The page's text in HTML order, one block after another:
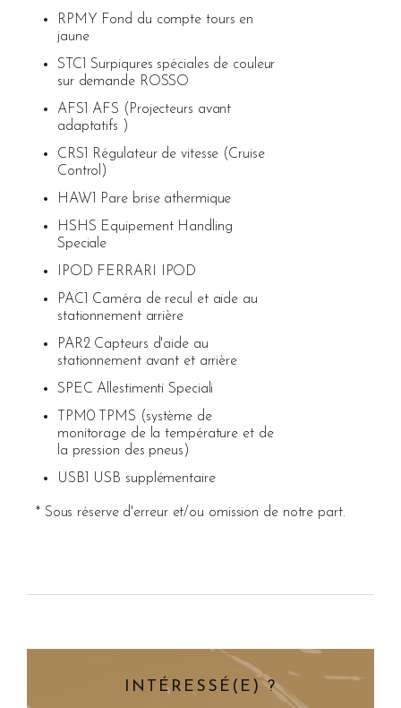
RPMY Fond du compte tours en
jaune
STC1 Surpiqures spéciales de couleur
sur demande ROSSO
AFS1 AFS (Projecteurs avant
adaptatifs )
CRS1 Régulateur de vitesse (Cruise
Control)
HAW1 Pare brise athermique
HSHS Equipement Handling
Speciale
IPOD FERRARI IPOD
PAC1 Caméra de recul et aide au
stationnement arrière
PAR2 Capteurs d'aide au
stationnement avant et arrière
SPEC Allestimenti Speciali
TPM0 TPMS (système de
monitorage de la température et de
la pression des pneus)
USB1 USB supplémentaire
* Sous réserve d'erreur et/ou omission de notre part.
INTÉRESSÉ(E) ?